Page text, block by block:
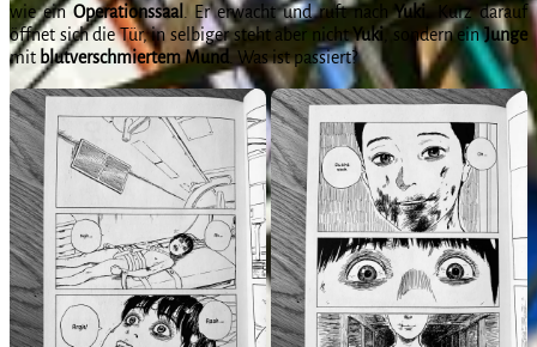
wie ein Operationssaal . Er erwacht und ruft nachYuki. Kurz darauf
öffnet sich die Tür, in selbiger steht aber nichtYuki , sondern einJunge
mit blutverschmiertemMund. Was ist passiert?